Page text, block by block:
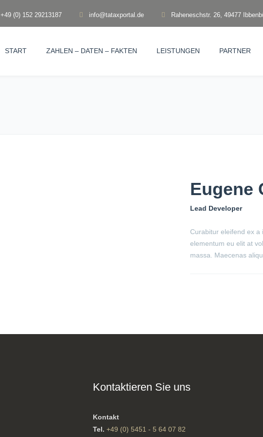
+49 (0) 152 29213187 info@tataxportal.de Raheneschstr. 26, 49477
START ZAHLEN – DATEN – FAKTEN LEISTUNGEN PARTNER
Eugene
Lead Developer
Curabitur eleifend ex a
elementum eu elit at
massa. Maecenas
Kontaktieren Sie uns
Kontakt
Tel. +49 (0) 5451 - 5 64 07 82